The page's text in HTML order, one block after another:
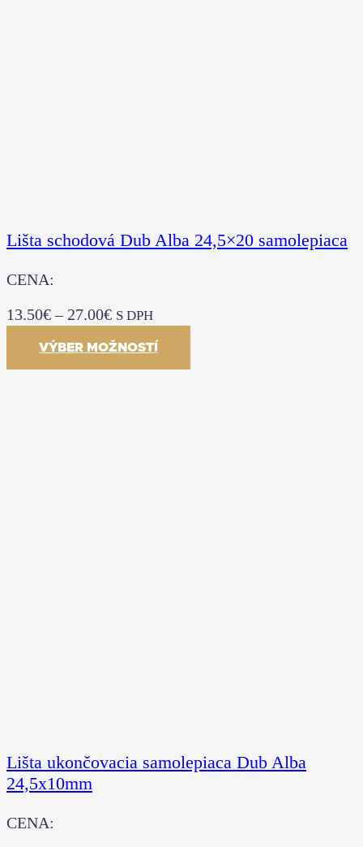
Lišta schodová Dub Alba 24,5×20 samolepiaca
CENA:
13.50€– 27.00€ S DPH
VÝBER MOŽNOSTÍ
Lišta ukončovacia samolepiaca Dub Alba
24,5x10mm
CENA: